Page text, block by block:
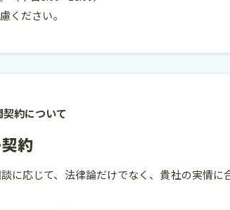
ください。
約について
約
に応じて、法律論だけでなく、貴社の実情に